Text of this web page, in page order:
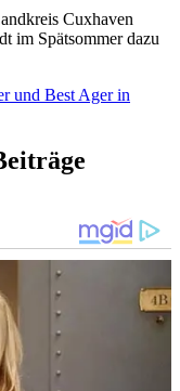
Cuxhaven
im Spätsommer dazu
und Best Ager in